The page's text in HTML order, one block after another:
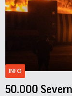
INFO
50.000